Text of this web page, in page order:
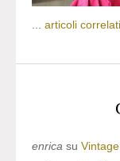
... articoli correlati
enrica su